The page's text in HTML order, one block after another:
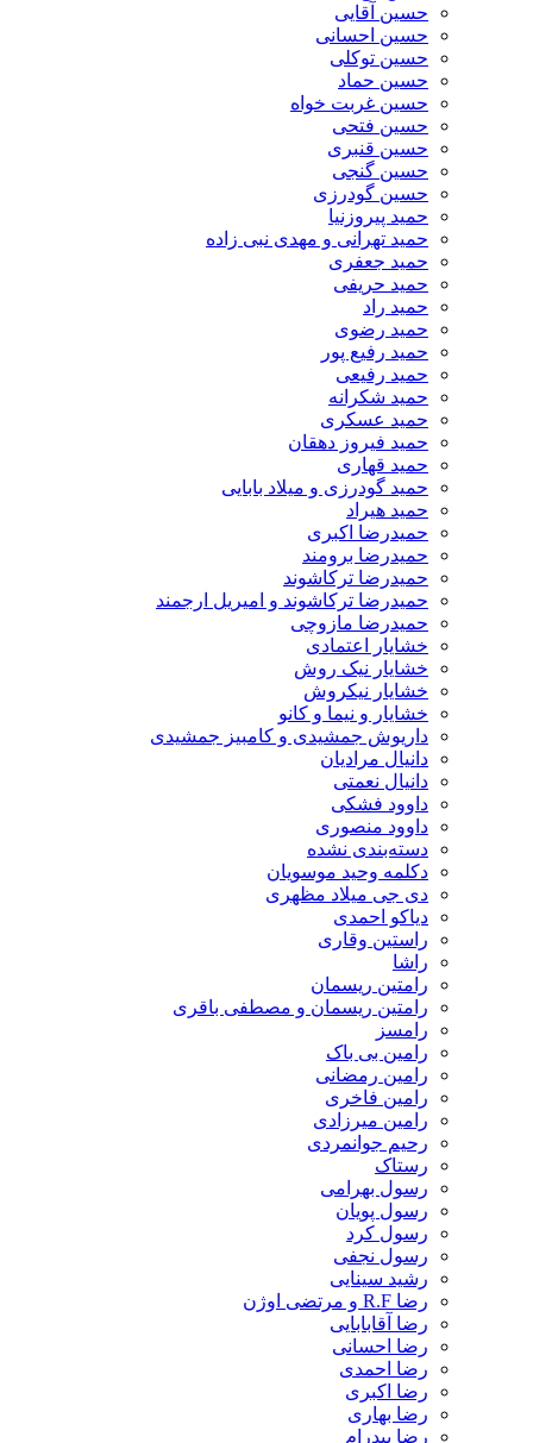
حسین آقایی
حسین احسانی
حسین توکلی
حسین حماد
حسین غربت خواه
حسین فتحی
حسین قنبری
حسین گنجی
حسین گودرزی
حمید پیروزنیا
حمید تهرانی و مهدی نبی زاده
حمید جعفری
حمید حریفی
حمید راد
حمید رضوی
حمید رفیع پور
حمید رفیعی
حمید شکرانه
حمید عسکری
حمید فیروز دهقان
حمید قهاری
حمید گودرزی و میلاد بابایی
حمید هیراد
حمیدرضا اکبری
حمیدرضا برومند
حمیدرضا ترکاشوند
حمیدرضا ترکاشوند و امیریل ارجمند
حمیدرضا مازوچی
خشایار اعتمادی
خشایار نیک روش
خشایار نیکروش
خشایار و نیما و کانو
داریوش جمشیدی و کامبیز جمشیدی
دانیال مرادیان
دانیال نعمتی
داوود فشکی
داوود منصوری
دسته‌بندی نشده
دکلمه وحید موسویان
دی جی میلاد مظهری
دیاکو احمدی
راستین وقاری
راشا
رامتین ریسمان
رامتین ریسمان و مصطفی باقری
رامسز
رامین بی باک
رامین رمضانی
رامین فاخری
رامین میرزادی
رحیم جوانمردی
رستاک
رسول بهرامی
رسول پویان
رسول کرد
رسول نجفی
رشید سینایی
رضا R.F و مرتضی اوژن
رضا آقابابایی
رضا احسانی
رضا احمدی
رضا اکبری
رضا بهاری
رضا بیدرام